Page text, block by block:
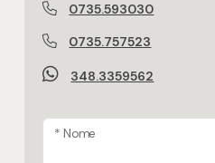
0735.593030
0735.757523
348.3359562
* Nome